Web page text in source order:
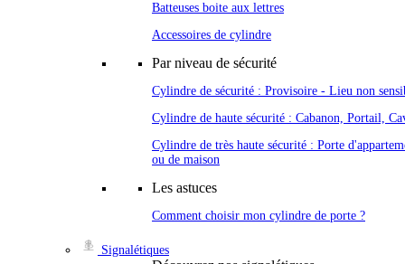
Batteuses boite aux lettres
Accessoires de cylindre
Par niveau de sécurité
Cylindre de sécurité : Provisoire - Lieu non
Cylindre de haute sécurité : Cabanon, Portail,
Cylindre de très haute sécurité : Porte
ou de maison
Les astuces
Comment choisir mon cylindre de porte ?
Signalétiques